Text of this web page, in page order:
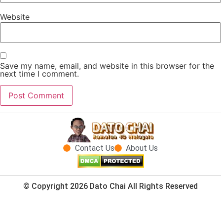
Website
Save my name, email, and website in this browser for the
next time I comment.
Contact Us About Us
© Copyright 2026 Dato Chai All Rights Reserved